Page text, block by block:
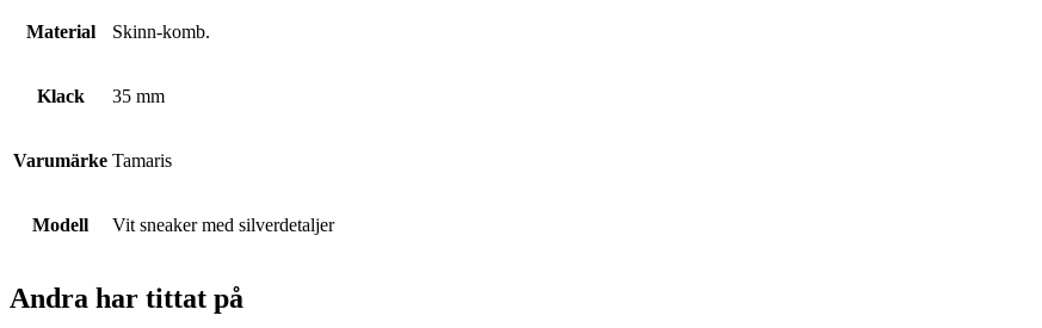
Material Skinn-komb.
Klack 35 mm
Varumärke Tamaris
Modell Vit sneaker med silverdetaljer
Andra har tittat på